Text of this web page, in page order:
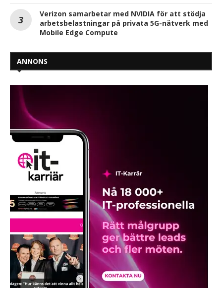
Verizon samarbetar med NVIDIA för att stödja
arbetsbelastningar på privata 5G-nätverk med
Mobile Edge Compute
ANNONS